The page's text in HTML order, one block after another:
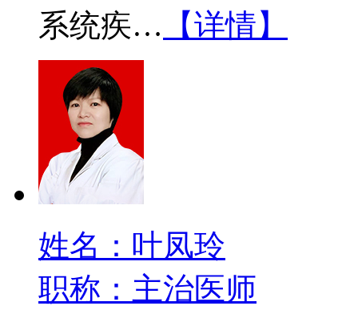
系统疾… 【详情】
姓名：叶凤玲
职称：主治医师